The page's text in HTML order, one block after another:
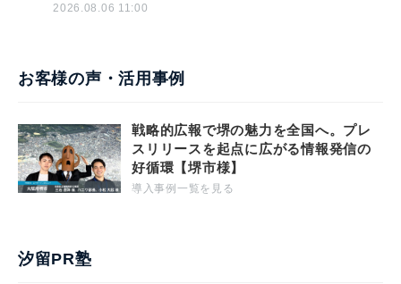
2026.08.06 11:00
お客様の声・活用事例
戦略的広報で堺の魅力を全国へ。プレ
スリリースを起点に広がる情報発信の
好循環【堺市様】
導入事例一覧を見る
汐留PR塾